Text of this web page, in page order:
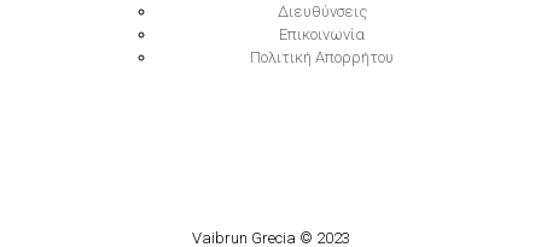
Διευθύνσεις
Επικοινωνία
Πολιτική Απορρήτου
Vaibrun Grecia © 2023